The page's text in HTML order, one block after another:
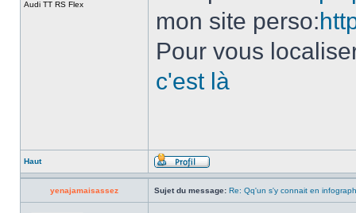
Audi TT RS Flex
mon site perso:
Pour vous
c'est là
Haut
yenajamaisassez Sujet du message: Re: Qq'un s'y connait en